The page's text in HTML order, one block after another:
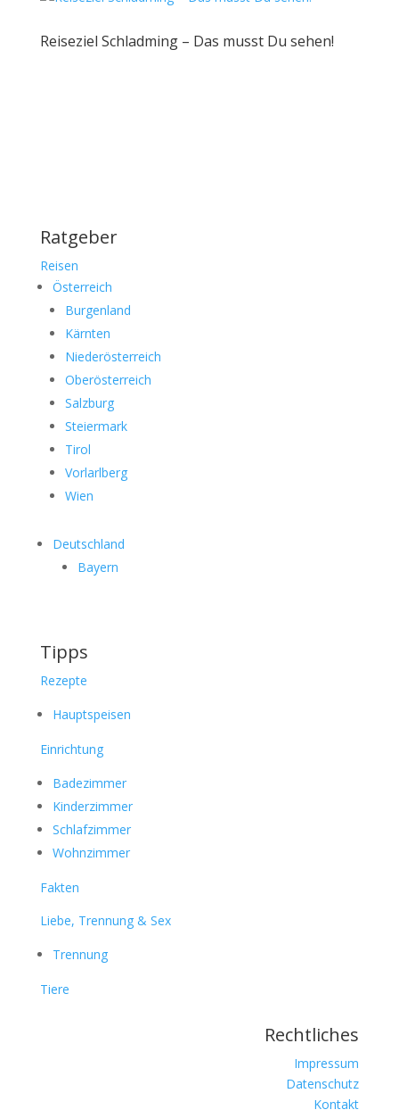
Reiseziel Schladming – Das musst Du sehen!
Ratgeber
Reisen
Österreich
Burgenland
Kärnten
Niederösterreich
Oberösterreich
Salzburg
Steiermark
Tirol
Vorlarlberg
Wien
Deutschland
Bayern
Tipps
Rezepte
Hauptspeisen
Einrichtung
Badezimmer
Kinderzimmer
Schlafzimmer
Wohnzimmer
Fakten
Liebe, Trennung & Sex
Trennung
Tiere
Rechtliches
Impressum
Datenschutz
Kontakt